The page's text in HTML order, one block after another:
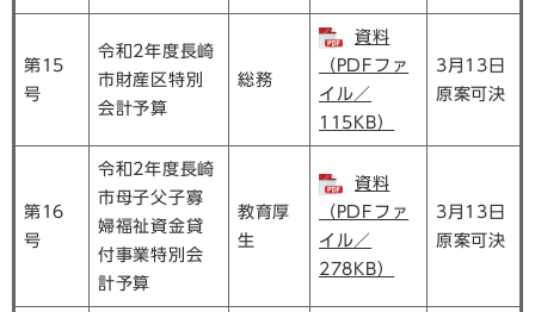
第15
号
令和2年度長崎
市財産区特別
会計予算
総務
資料
（PDFファ
イル／
115KB）
3月13日
原案可決
第16
号
令和2年度長崎
市母子父子寡
婦福祉資金貸
付事業特別会
計予算
教育厚
生
資料
（PDFファ
イル／
278KB）
3月13日
原案可決